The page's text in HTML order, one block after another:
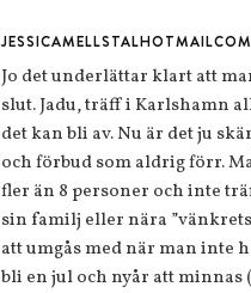
JESSICAMELLSTALHOTMAILCOM
Jo det underlättar klart att
slut. Jadu, träff i Karlshamn
det kan bli av. Nu är det ju
och förbud som aldrig förr.
fler än 8 personer och inte
sin familj eller nära
att umgås med när man inte
bli en jul och nyår att minnas